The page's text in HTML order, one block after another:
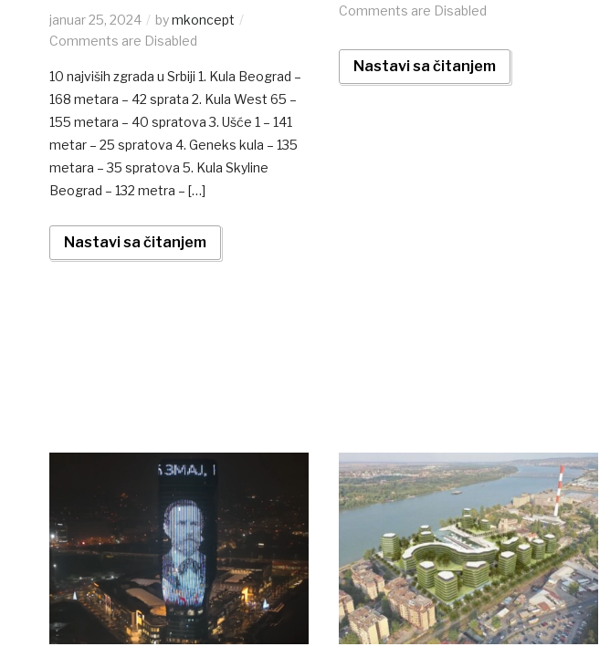
januar 25, 2024 bymkoncept
Comments are Disabled
10 najviših zgrada u Srbiji 1. Kula Beograd –
168 metara – 42 sprata 2. Kula West 65 –
155 metara – 40 spratova 3. Ušće 1 – 141
metar – 25 spratova 4. Geneks kula – 135
metara – 35 spratova 5. Kula Skyline
Beograd – 132 metra – […]
Nastavi sa čitanjem
Comments are Disabled
Nastavi sa čitanjem